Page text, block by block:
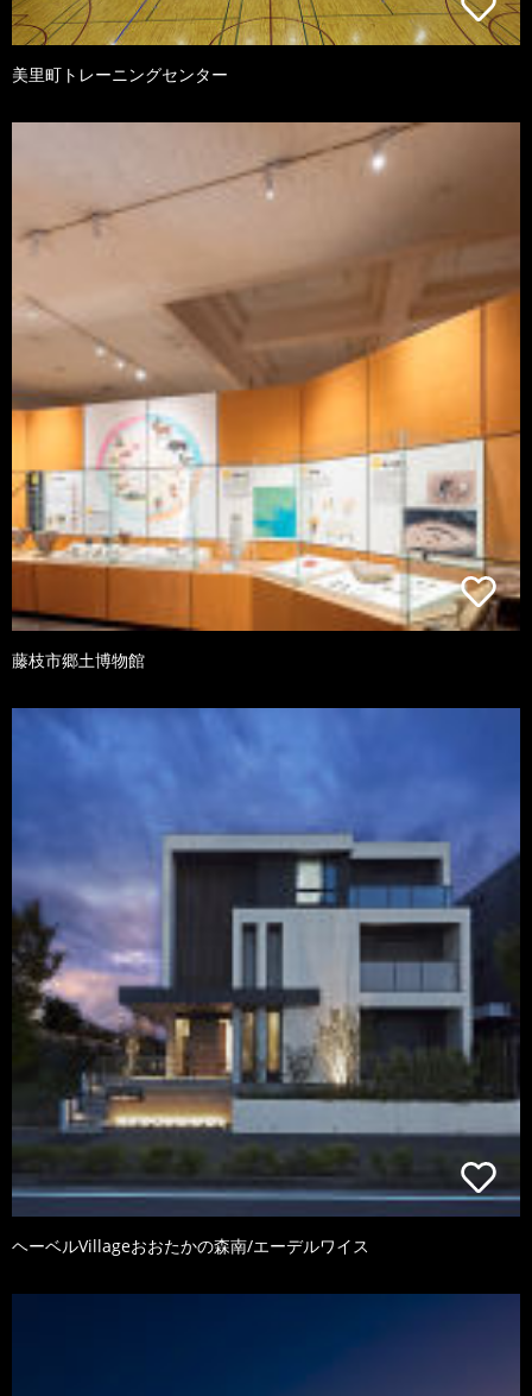
美里町トレーニングセンター
藤枝市郷土博物館
ヘーベルVillageおおたかの森南/エーデルワイス